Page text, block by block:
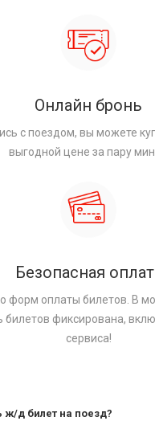
Онлайн бронь
с поездом, вы можете
выгодной цене за пару
Безопасная
форм оплаты билетов. В
билетов фиксирована,
сервиса!
ж/д билет на поезд?